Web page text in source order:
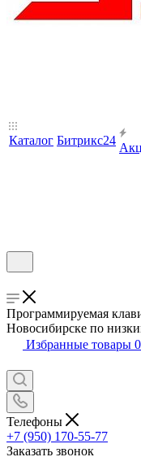
Каталог Битрикс24
Программируемая
Новосибирске по
Избранные товары 0
Телефоны
+7 (950) 170-55-77
Заказать звонок